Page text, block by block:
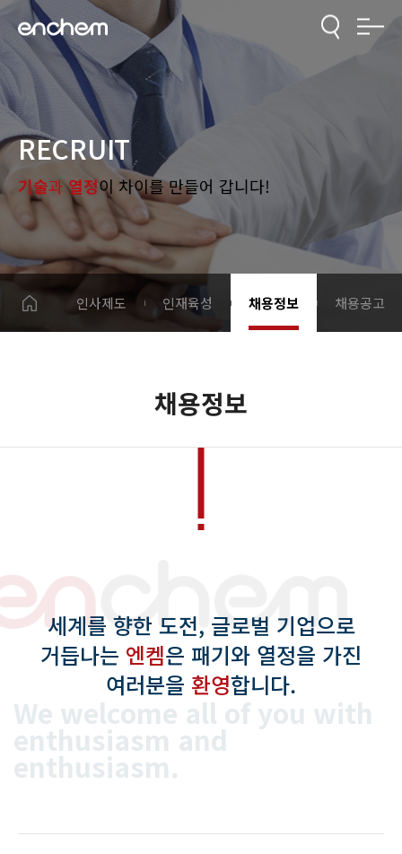
RECRUIT
기술과열정이 차이를 만들어 갑니다!
인사제도 인재육성 채용정보 채용공고
채용정보
세계를 향한 도전, 글로벌 기업으로
거듭나는 엔켐은 패기와 열정을 가진
여러분을 환영합니다.
We welcome all of you with
enthusiasm and
enthusiasm.